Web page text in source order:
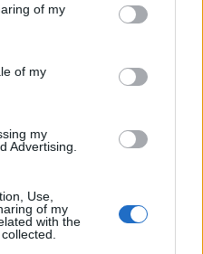
of my
of my
my
Advertising.
Use,
of my
with the
Rustikálne
žiadne recenzie.